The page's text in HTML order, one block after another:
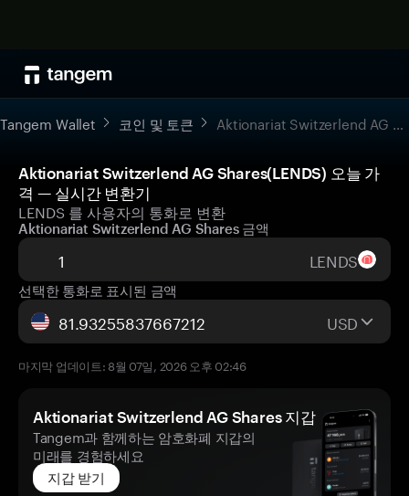
Tangem Wallet 코인 및 토큰 Aktionariat Switzerlend AG Shares
Aktionariat Switzerlend AG Shares(LENDS) 오늘 가
격 — 실시간 변환기
LENDS 를 사용자의 통화로 변환
Aktionariat Switzerlend AG Shares 금액
LENDS
선택한 통화로 표시된 금액
USD
마지막 업데이트: 8월 07일, 2026 오후 02:46
Aktionariat Switzerlend AG Shares 지갑
Tangem과 함께하는 암호화폐 지갑의
미래를 경험하세요
지갑 받기